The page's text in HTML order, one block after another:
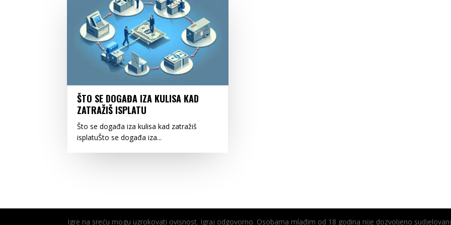
ŠTO SE DOGAĐA IZA KULISA KAD
ZATRAŽIŠ ISPLATU
Što se događa iza kulisa kad zatražiš
isplatuŠto se događa iza...
Igre na sreću mogu uzrokovati ovisnost. Igraj odgovorno. Osobama mlađim od 18 godina nije dozvoljeno